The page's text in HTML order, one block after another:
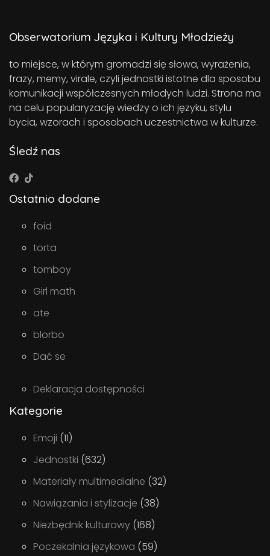
Obserwatorium Języka i Kultury Młodzieży
to miejsce, w którym gromadzi się słowa, wyrażenia,
frazy, memy, virale, czyli jednostki istotne dla sposobu
komunikacji współczesnych młodych ludzi. Strona ma
na celu popularyzację wiedzy o ich języku, stylu
bycia, wzorach i sposobach uczestnictwa w kulturze.
Śledź nas
Ostatnio dodane
foid
torta
tomboy
Girl math
ate
blorbo
Dać se
Deklaracja dostępności
Kategorie
Emoji (11)
Jednostki (632)
Materiały multimedialne (32)
Nawiązania i stylizacje (38)
Niezbędnik kulturowy (168)
Poczekalnia językowa (59)